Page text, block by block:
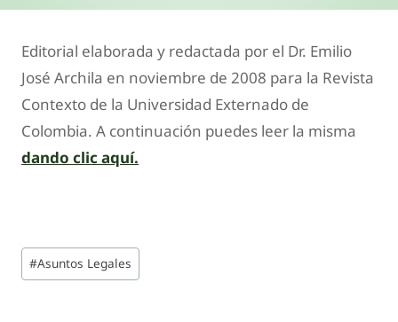
Editorial elaborada y redactada por el Dr. Emilio
José Archila en noviembre de 2008 para la Revista
Contexto de la Universidad Externado de
Colombia. A continuación puedes leer la misma
dando clic aquí.
#Asuntos Legales